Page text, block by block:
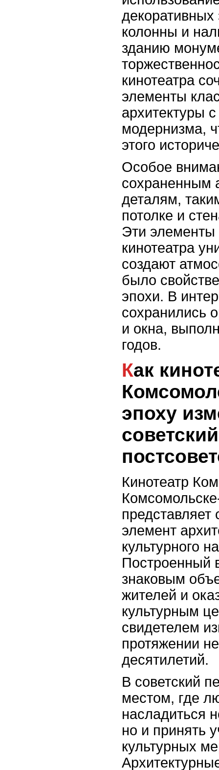
декоративных
колонны и
зданию
кинотеатра
элементы
архитектуры
модернизма,
этого
Особое
сохраненным
деталям,
потолке и
Эти элементы
кинотеатра
создают
было
эпохи. В
сохранились
и окна,
годов.
Как кинотеатр
эпоху
Кинотеатр
элемент
культурного
Построенный
знаковым
жителей и
культурным
свидетелем
протяжении
десятилетий.
В советский
местом, где
насладиться
но и принять
культурных